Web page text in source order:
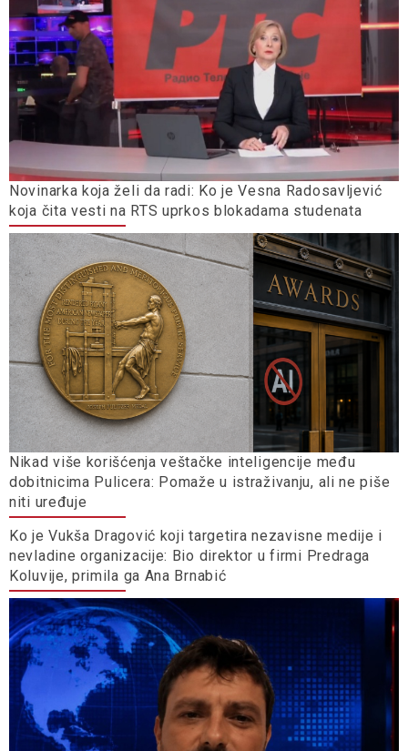
Novinarka koja želi da radi: Ko je Vesna Radosavljević
koja čita vesti na RTS uprkos blokadama studenata
Nikad više korišćenja veštačke inteligencije među
dobitnicima Pulicera: Pomaže u istraživanju, ali ne piše
niti uređuje
Ko je Vukša Dragović koji targetira nezavisne medije i
nevladine organizacije: Bio direktor u firmi Predraga
Koluvije, primila ga Ana Brnabić